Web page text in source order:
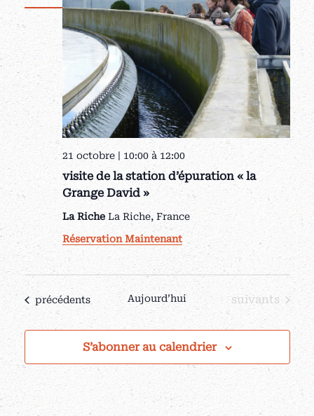
visite de la station d’épuration « la
Grange David »
21 octobre | 10:00à 12:00
La Riche La Riche, France
Réservation Maintenant
Évènements
précédents Aujourd’hui Évènements
suivants
S’abonner au calendrier